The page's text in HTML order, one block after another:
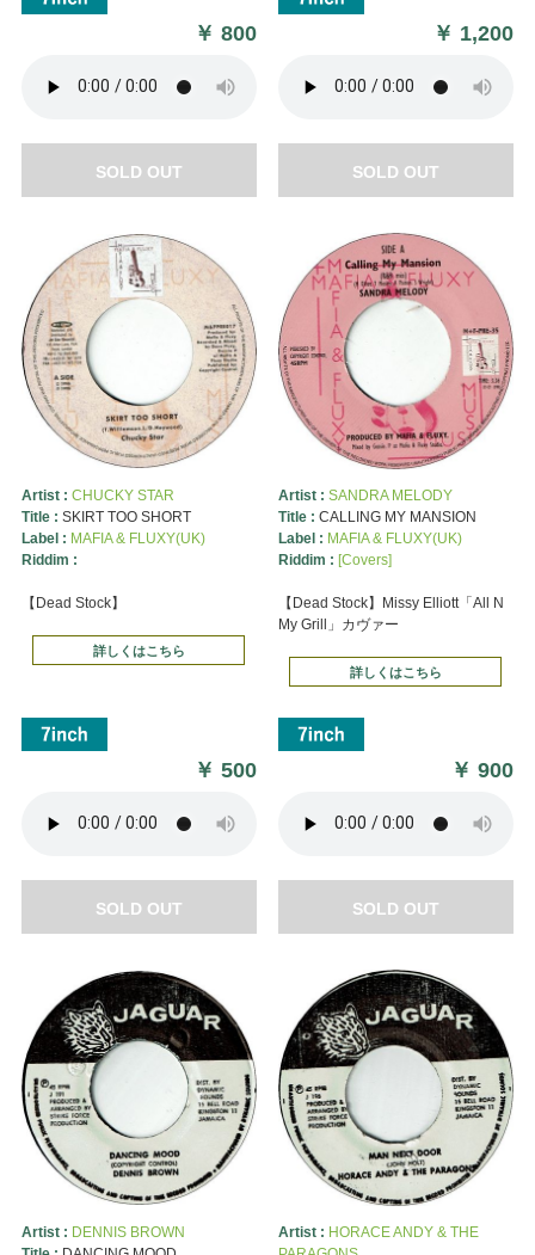
￥800
SOLD OUT
￥ 1,200
SOLD OUT
Artist : CHUCKY STAR
Title : SKIRT TOO SHORT
Label : MAFIA & FLUXY(UK)
Riddim :
【Dead Stock】
詳しくはこちら
￥500
SOLD OUT
Artist : SANDRA MELODY
Title : CALLING MY MANSION
Label : MAFIA & FLUXY(UK)
Riddim : [Covers]
【Dead Stock】Missy Elliott「All N
My Grill」カヴァー
詳しくはこちら
￥900
SOLD OUT
Artist : DENNIS BROWN
Artist : HORACE ANDY & THE